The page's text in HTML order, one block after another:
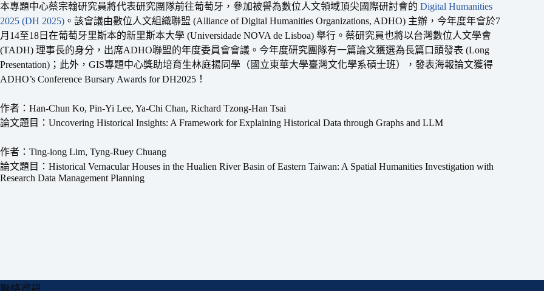
本專題中心蔡宗翰研究員將代表研究團隊前往葡萄牙，參加被譽為數位人文領域頂尖國際研討會的 Digital Humanities
2025 (DH 2025) 。該會議由數位人文組織聯盟 (Alliance of Digital Humanities Organizations, ADHO) 主辦，今年度年會於7
月14至18日在葡萄牙里斯本的新里斯本大學 (Universidade NOVA de Lisboa) 舉行。蔡研究員也將以台灣數位人文學會
(TADH) 理事長的身分，出席ADHO聯盟的年度委員會會議。今年度研究團隊有一篇論文獲選為長篇口頭發表 (Long
Presentation)；此外，GIS專題中心獎助培育生林庭揚同學（國立東華大學臺灣文化學系碩士班），發表海報論文獲得
ADHO’s Conference Bursary Awards for DH2025！
作者：Han-Chun Ko, Pin-Yi Lee, Ya-Chi Chan, Richard Tzong-Han Tsai
論文題目：Uncovering Historical Insights: A Framework for Explaining Historical Data through Graphs and LLM
作者：Ting-iong Lim, Tyng-Ruey Chuang
論文題目：Historical Vernacular Houses in the Hualien River Basin of Eastern Taiwan: A Spatial Humanities Investigation with
Research Data Management Planning